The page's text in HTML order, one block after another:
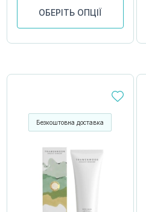
ОБЕРІТЬ ОПЦІЇ
Безкоштовна доставка